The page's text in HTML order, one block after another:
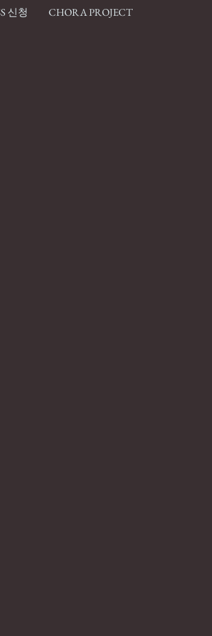
신청 CHORA PROJECT